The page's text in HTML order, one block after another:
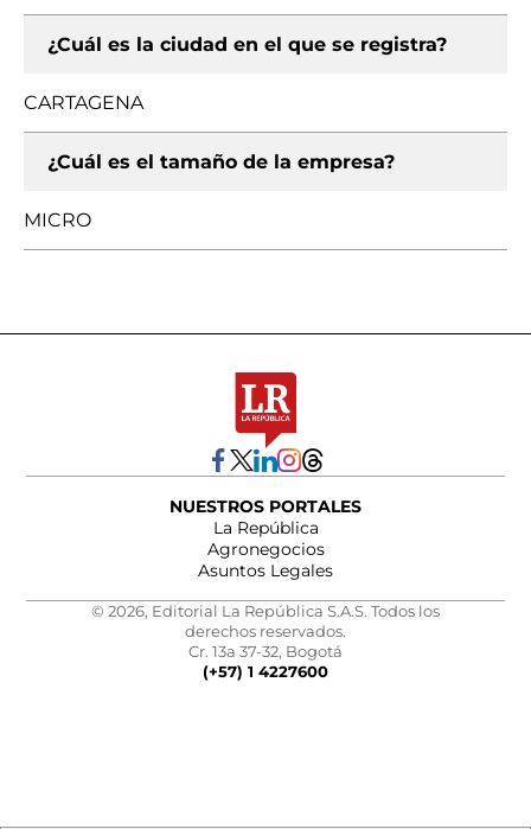
¿Cuál es la ciudad en el que se registra?
CARTAGENA
¿Cuál es el tamaño de la empresa?
MICRO
NUESTROS PORTALES
La República
Agronegocios
Asuntos Legales
© 2026, Editorial La República S.A.S. Todos los
derechos reservados.
Cr. 13a 37-32, Bogotá
(+57) 1 4227600